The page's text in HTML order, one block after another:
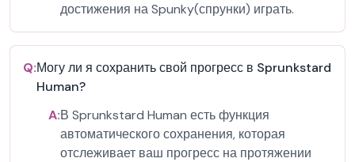
достижения на Spunky(спрунки) играть.
Q:Могу ли я сохранить свой прогресс в Sprunkstard
Human?
A:В Sprunkstard Human есть функция
автоматического сохранения, которая
отслеживает ваш прогресс на протяжении